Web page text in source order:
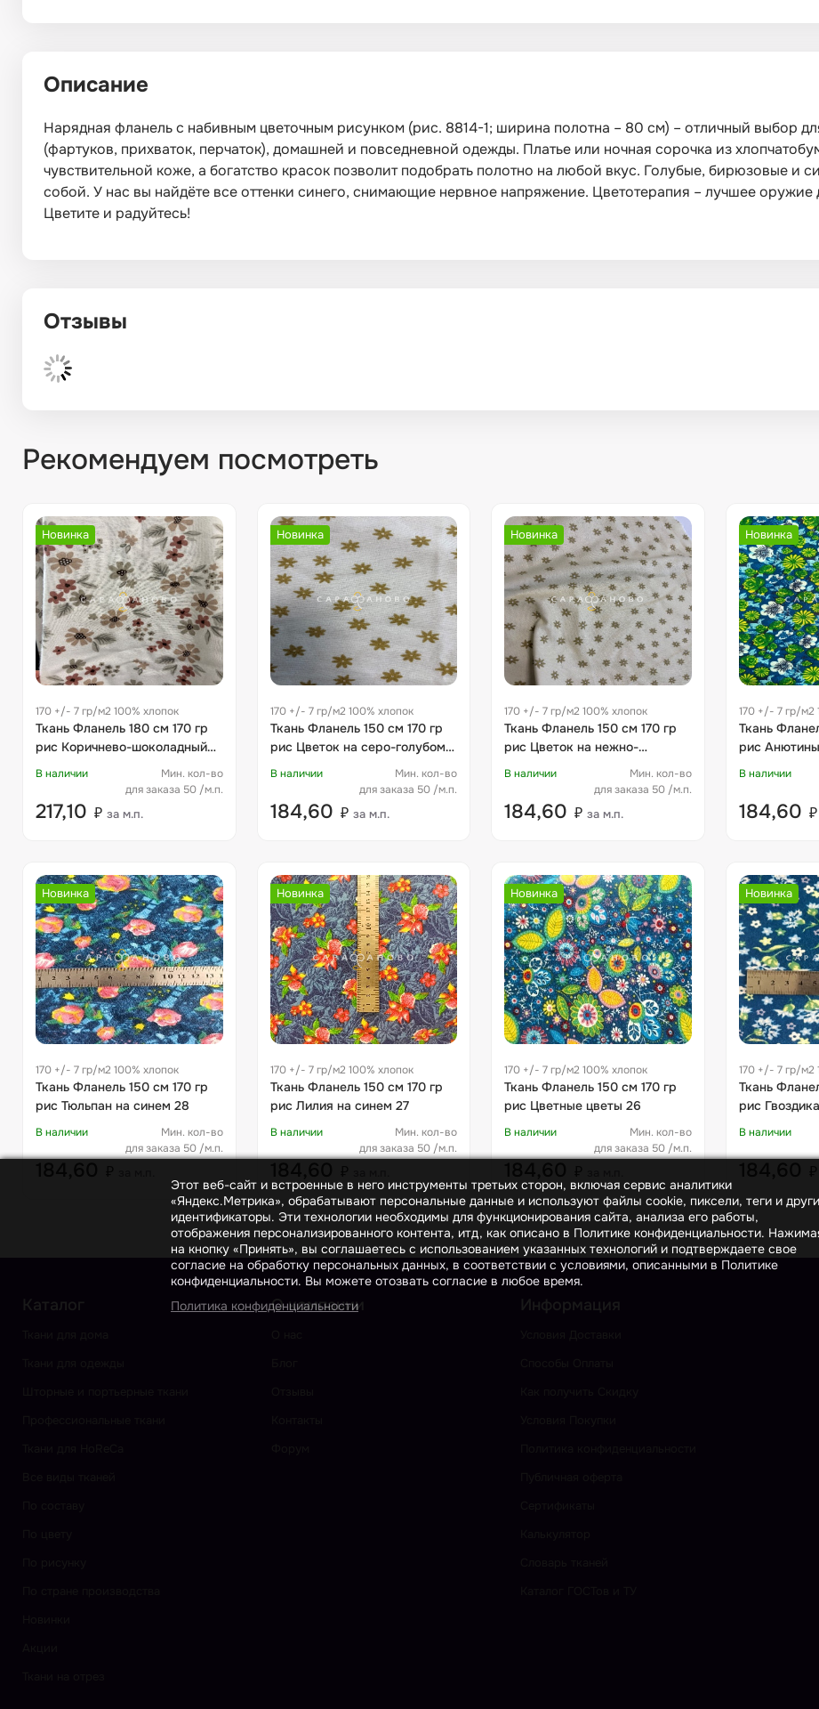
Описание
Нарядная фланель с набивным цветочным рисунком (рис. 8814-1; ширина полотна – 80 см) – отличный выбор
(фартуков, прихваток, перчаток), домашней и повседневной одежды. Платье или ночная сорочка из
чувствительной коже, а богатство красок позволит подобрать полотно на любой вкус. Голубые, бирюзовые и
собой. У нас вы найдёте все оттенки синего, снимающие нервное напряжение. Цветотерапия – лучшее оружие
Цветите и радуйтесь!
Отзывы
Рекомендуем посмотреть
Новинка
170 +/- 7 гр/м2 100% хлопок
Ткань Фланель 180 см 170 гр
рис Коричнево-шоколадный
цветок
В наличии
Мин. кол-во
для заказа 50 /м.п.
217,10 ₽ за м.п.
Новинка
170 +/- 7 гр/м2 100% хлопок
Ткань Фланель 150 см 170 гр
рис Цветок на серо-голубом
фоне
В наличии
Мин. кол-во
для заказа 50 /м.п.
184,60 ₽ за м.п.
Новинка
170 +/- 7 гр/м2 100% хлопок
Ткань Фланель 150 см 170 гр
рис Цветок на нежно-
оливковом фоне
В наличии
Мин. кол-во
для заказа 50 /м.п.
184,60 ₽ за м.п.
Новинка
170 +/- 7 гр/м2
Ткань
рис
В наличии
184,60 ₽
Новинка
170 +/- 7 гр/м2 100% хлопок
Ткань Фланель 150 см 170 гр
рис Тюльпан на синем 28
В наличии
Мин. кол-во
для заказа 50 /м.п.
Новинка
170 +/- 7 гр/м2 100% хлопок
Ткань Фланель 150 см 170 гр
рис Лилия на синем 27
В наличии
Мин. кол-во
для заказа 50 /м.п.
Новинка
170 +/- 7 гр/м2 100% хлопок
Ткань Фланель 150 см 170 гр
рис Цветные цветы 26
В наличии
Мин. кол-во
для заказа 50 /м.п.
Новинка
170 +/- 7 гр/м2
Ткань
рис
В наличии
Каталог О компании Информация
Этот веб-сайт и встроенные в него инструменты третьих сторон, включая сервис аналитики
«Яндекс.Метрика», обрабатывают персональные данные и используют файлы cookie, пиксели, теги и
идентификаторы. Эти технологии необходимы для функционирования сайта, анализа его работы,
отображения персонализированного контента, итд, как описано в Политике конфиденциальности.
на кнопку «Принять», вы соглашаетесь с использованием указанных технологий и подтверждаете свое
согласие на обработку персональных данных, в соответствии с условиями, описанными в Политике
конфиденциальности. Вы можете отозвать согласие в любое время.
Политика конфиденциальности